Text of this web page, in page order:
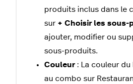
produits inclus dans le
sur +‭ Choisir les sous-
ajouter, modifier ou
sous-produits.
Couleur: La couleur
au combo sur